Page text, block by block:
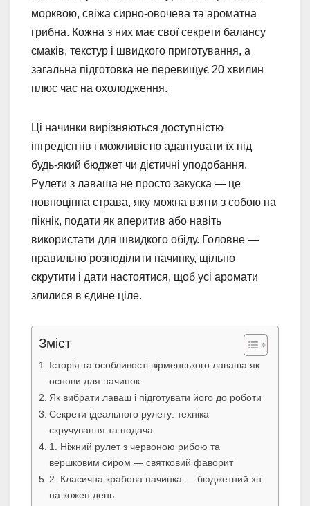
морквою, свіжа сирно-овочева та ароматна
грибна. Кожна з них має свої секрети балансу
смаків, текстур і швидкого приготування, а
загальна підготовка не перевищує 20 хвилин
плюс час на охолодження.
Ці начинки вирізняються доступністю
інгредієнтів і можливістю адаптувати їх під
будь-який бюджет чи дієтичні уподобання.
Рулети з лаваша не просто закуска — це
повноцінна страва, яку можна взяти з собою на
пікнік, подати як аперитив або навіть
використати для швидкого обіду. Головне —
правильно розподілити начинку, щільно
скрутити і дати настоятися, щоб усі аромати
злилися в єдине ціле.
Зміст
Історія та особливості вірменського лаваша як
основи для начинок
Як вибрати лаваш і підготувати його до роботи
Секрети ідеального рулету: техніка
скручування та подача
1. Ніжний рулет з червоною рибою та
вершковим сиром — святковий фаворит
2. Класична крабова начинка — бюджетний хіт
на кожен день